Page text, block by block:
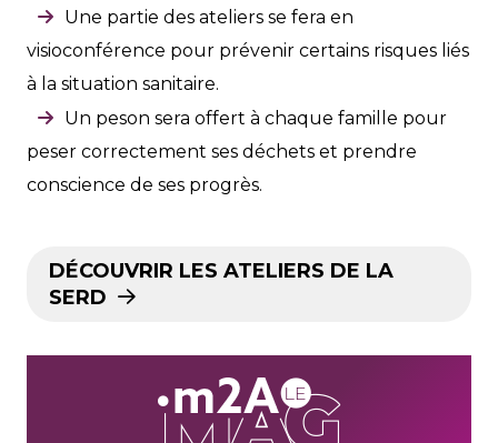
Une partie des ateliers se fera en
visioconférence pour prévenir certains risques liés
à la situation sanitaire.
Un peson sera offert à chaque famille pour
peser correctement ses déchets et prendre
conscience de ses progrès.
DÉCOUVRIR LES ATELIERS DE LA
SERD